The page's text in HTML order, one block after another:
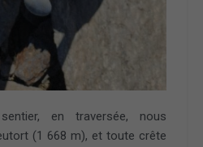
en traversée, nous
(1 668 m), et toute crête